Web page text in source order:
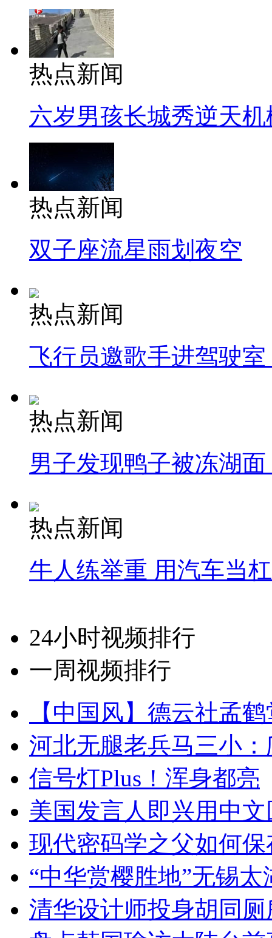
热点新闻
六岁男孩长城秀逆天机
热点新闻
双子座流星雨划夜空
热点新闻
飞行员邀歌手进驾驶
热点新闻
男子发现鸭子被冻湖
热点新闻
牛人练举重 用汽车当
24小时视频排行
一周视频排行
【中国风】德云社孟
河北无腿老兵马三小
信号灯Plus！浑身都亮
美国发言人即兴用中
现代密码学之父如何
“中华赏樱胜地”无锡
清华设计师投身胡同